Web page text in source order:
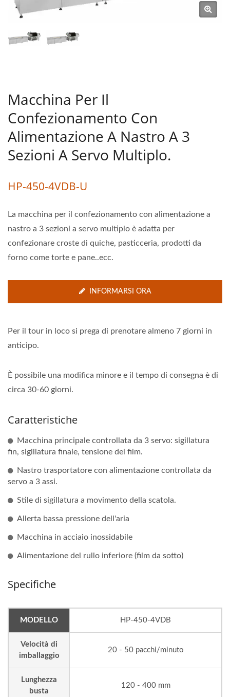
Alimentare
Macchina Per Il
Confezionamento Con
Alimentazione A Nastro A 3
Sezioni A Servo Multiplo.
HP-450-4VDB-U
La macchina per il confezionamento con alimentazione a
nastro a 3 sezioni a servo multiplo è adatta per
confezionare croste di quiche, pasticceria, prodotti da
forno come torte e pane..ecc.
INFORMARSI ORA
Per il tour in loco si prega di prenotare almeno 7 giorni in
anticipo.
È possibile una modifica minore e il tempo di consegna è di
circa 30-60 giorni.
Caratteristiche
Macchina principale controllata da 3 servo: sigillatura
fin, sigillatura finale, tensione del film.
Nastro trasportatore con alimentazione controllata da
servo a 3 assi.
Stile di sigillatura a movimento della scatola.
Allerta bassa pressione dell'aria
Macchina in acciaio inossidabile
Alimentazione del rullo inferiore (film da sotto)
Specifiche
MODELLO HP-450-4VDB
Velocità di
imballaggio
20 - 50 pacchi/minuto
Lunghezza
busta
120 - 400 mm